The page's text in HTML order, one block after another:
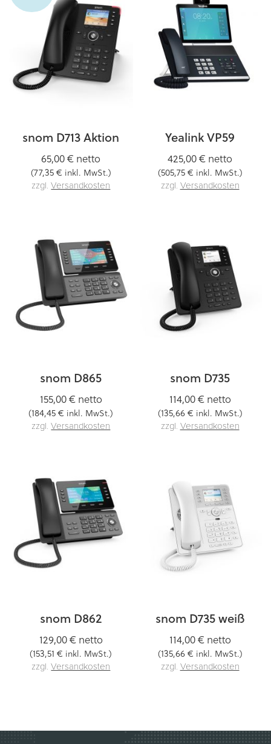
snom D713 Aktion
65,00 € netto
(77,35 € inkl. MwSt.)
zzgl.Versandkosten
Yealink VP59
425,00 € netto
(505,75 € inkl. MwSt.)
zzgl. Versandkosten
snom D865
155,00 €netto
(184,45 € inkl. MwSt.)
zzgl.Versandkosten
snom D735
114,00 €netto
(135,66 € inkl. MwSt.)
zzgl. Versandkosten
snom D862
129,00 €netto
(153,51 € inkl. MwSt.)
zzgl.Versandkosten
snom D735 weiß
114,00 €netto
(135,66 € inkl. MwSt.)
zzgl. Versandkosten